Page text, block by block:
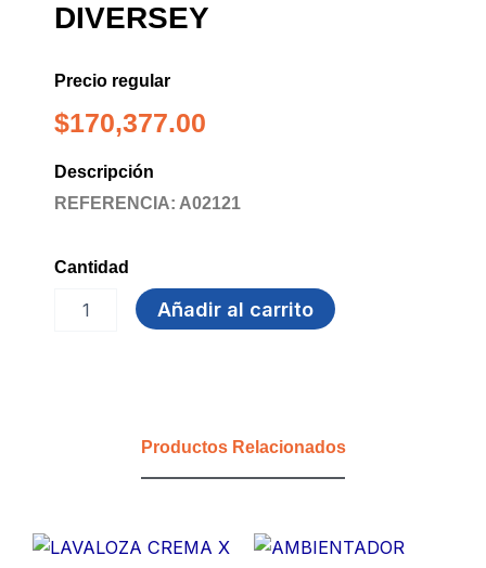
DIVERSEY
Precio regular
$170,377.00
Descripción
REFERENCIA: A02121
Cantidad
DESENGRASANTEAñadir al carrito
Productos Relacionados